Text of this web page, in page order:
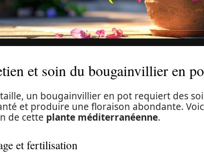
et soin du bougainvillier en
un bougainvillier en pot requiert des
et produire une floraison abondante.
de cette plante méditerranéenne.
et fertilisation